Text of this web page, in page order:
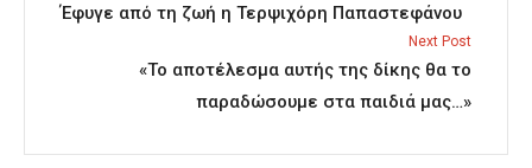
Έφυγε από τη ζωή η Τερψιχόρη Παπαστεφάνου
Next Post
«Το αποτέλεσμα αυτής της δίκης θα το
παραδώσουμε στα παιδιά μας…»